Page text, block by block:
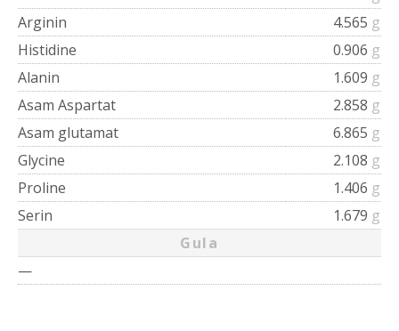
Arginin
4.565 g
Histidine
0.906 g
Alanin
1.609 g
Asam Aspartat
2.858 g
Asam glutamat
6.865 g
Glycine
2.108 g
Proline
1.406 g
Serin
1.679 g
Gula
—